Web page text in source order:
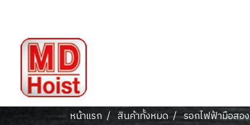
หน้าแรก สินค้าทั้งหมด รอกไฟฟ้ามือสอง